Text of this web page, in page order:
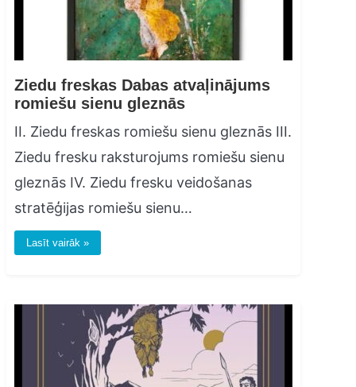
Ziedu freskas Dabas atvaļinājums
romiešu sienu gleznās
II. Ziedu freskas romiešu sienu gleznās III.
Ziedu fresku raksturojums romiešu sienu
gleznās IV. Ziedu fresku veidošanas
stratēģijas romiešu sienu…
Lasīt vairāk »